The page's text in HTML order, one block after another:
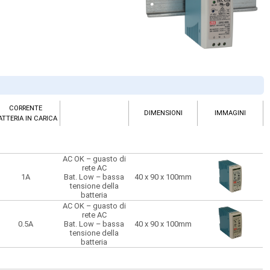
CORRENTE
IN CARICA
DIMENSIONI IMMAGINI
1A
AC OK – guasto di
rete AC
Bat. Low – bassa
tensione della
batteria
40 x 90 x 100mm
0.5A
AC OK – guasto di
rete AC
Bat. Low – bassa
tensione della
batteria
40 x 90 x 100mm
CORRENTE
IN CARICA
DIMENSIONI IMMAGINI
1A
AC OK – guasto di
rete AC
Bat. Low – bassa
tensione della
batteria
40 x 90 x 100mm
1.5A
Bat. Low – bassa
tensione della
batteria
AC OK – guasto di
rete AC
40 x 90 x 100mm